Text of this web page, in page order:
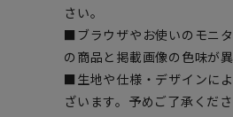
さい。
■ブラウザやお使いのモニ
の商品と掲載画像の色味が
■生地や仕様・デザインに
ざいます。予めご了承くださ